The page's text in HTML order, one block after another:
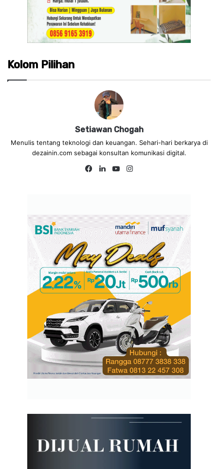
Kolom Pilihan
Setiawan Chogah
Menulis tentang teknologi dan keuangan. Sehari-hari berkarya di
dezainin.com sebagai konsultan komunikasi digital.
Fa
Lin
Yo